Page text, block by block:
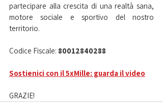
partecipare alla crescita di una realtà sana,
motore sociale e sportivo del nostro
territorio.
Codice Fiscale: 80012840288
Sostienici con il 5xMille: guarda il video
GRAZIE!